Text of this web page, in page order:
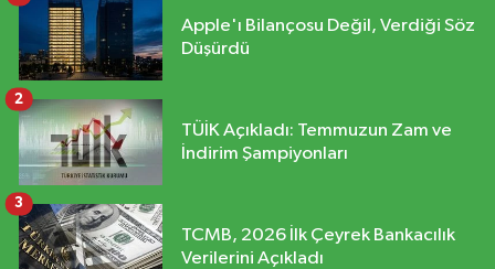
Apple'ı Bilançosu Değil, Verdiği Söz
Düşürdü
TÜİK Açıkladı: Temmuzun Zam ve
İndirim Şampiyonları
2
TCMB, 2026 İlk Çeyrek Bankacılık
Verilerini Açıkladı
3